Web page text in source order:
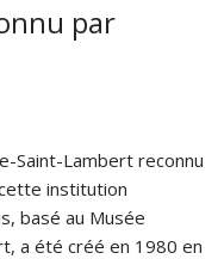
par
Saint-Lambert reconnu
institution
basé au Musée
a été créé en 1980 en